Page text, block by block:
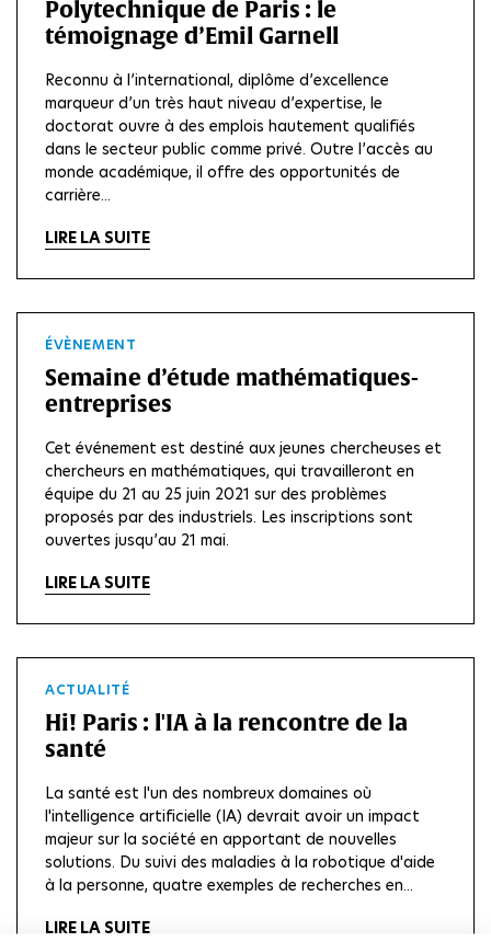
Polytechnique de Paris : le
témoignage d’Emil Garnell
Reconnu à l’international, diplôme d’excellence
marqueur d’un très haut niveau d’expertise, le
doctorat ouvre à des emplois hautement qualifiés
dans le secteur public comme privé. Outre l’accès au
monde académique, il offre des opportunités de
carrière...
LIRE LA SUITE
ÉVÈNEMENT
Semaine d’étude mathématiques-
entreprises
Cet événement est destiné aux jeunes chercheuses et
chercheurs en mathématiques, qui travailleront en
équipe du 21 au 25 juin 2021 sur des problèmes
proposés par des industriels. Les inscriptions sont
ouvertes jusqu’au 21 mai.
LIRE LA SUITE
ACTUALITÉ
Hi! Paris : l'IA à la rencontre de la
santé
La santé est l'un des nombreux domaines où
l'intelligence artificielle (IA) devrait avoir un impact
majeur sur la société en apportant de nouvelles
solutions. Du suivi des maladies à la robotique d'aide
à la personne, quatre exemples de recherches en...
LIRE LA SUITE